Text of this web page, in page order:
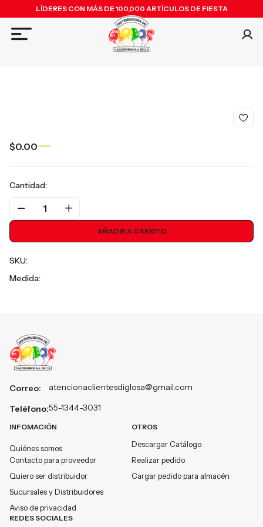
LÍDERES CON MÁS DE 100,000 ARTÍCULOS DE FIESTA
$0.00
Cantidad:
1
AÑADIR A CARRITO
SKU:
Medida:
Correo:
Teléfono:
atencionaclientesdiglosa@gmail.com
55-1344-3031
INFOMACIÓN
Quiénes somos
Contacto para proveedor
Quiero ser distribuidor
Sucursales y Distribuidores
Aviso de privacidad
OTROS
Descargar Catálogo
Realizar pedido
Cargar pedido para almacén
REDES SOCIALES